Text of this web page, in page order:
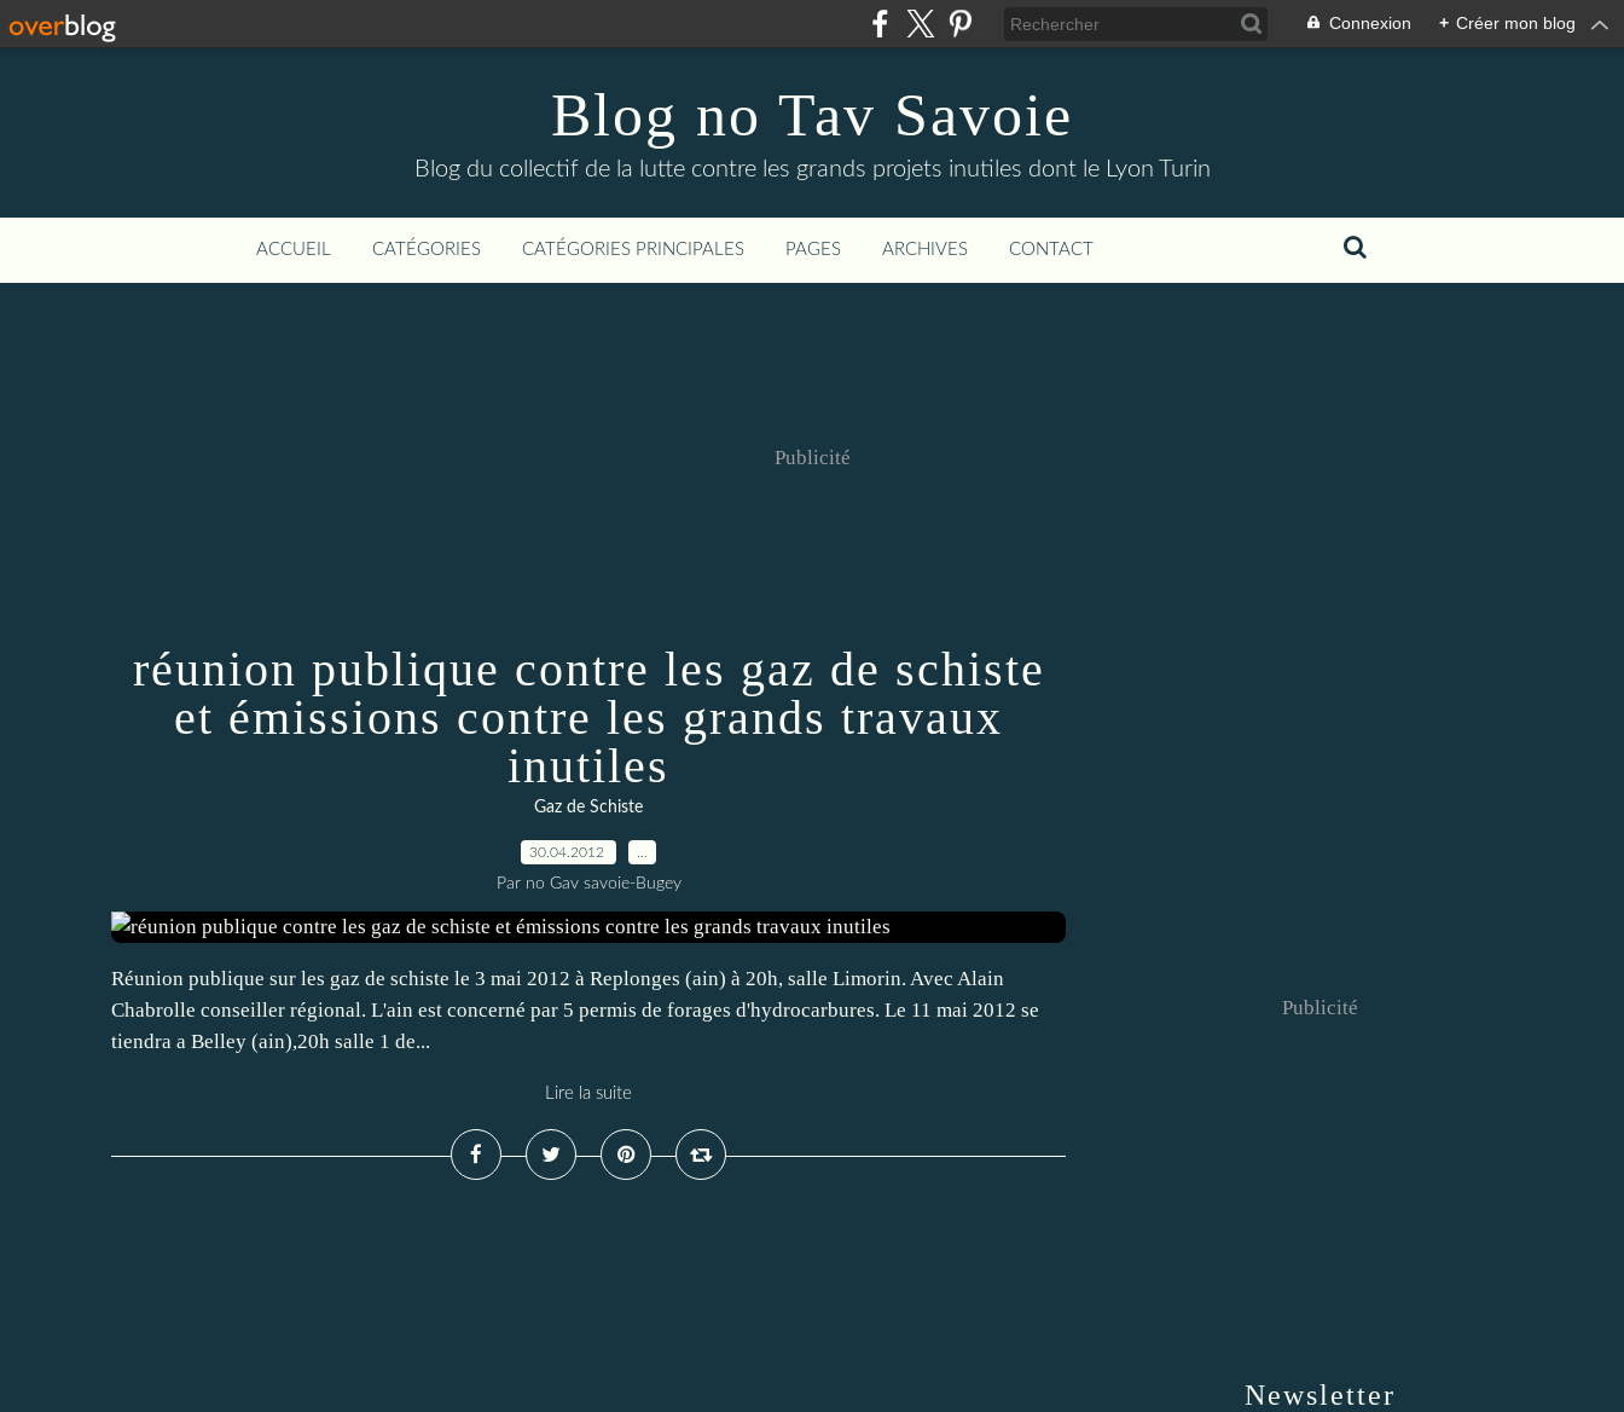
Connexion + Créer mon blog
Blog no Tav Savoie
Blog du collectif de la lutte contre les grands projets inutiles dont le Lyon Turin
ACCUEIL CATÉGORIES CATÉGORIES PRINCIPALES PAGES ARCHIVES CONTACT
Publicité
réunion publique contre les gaz de schiste
et émissions contre les grands travaux
inutiles
Gaz de Schiste
30.04.2012
Par no Gav savoie-Bugey
Réunion publique sur les gaz de schiste le 3 mai 2012 à Replonges (ain) à 20h, salle Limorin. Avec Alain
Chabrolle conseiller régional. L'ain est concerné par 5 permis de forages d'hydrocarbures. Le 11 mai 2012 se
tiendra a Belley (ain),20h salle 1 de...
Lire la suite
Newsletter
Publicité